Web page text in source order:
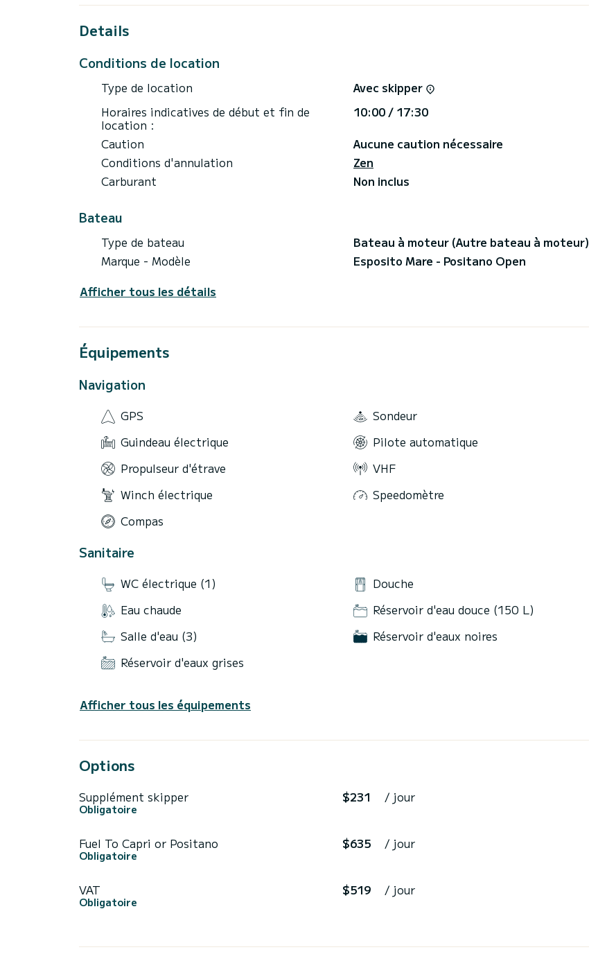
amplificateur, caisson de basses et connexion Bluetooth • Ports USB pour charger les
appareils • Gilets de sauvetage et équipements de sécurité • Embarquement et débarquement
hôtesse ou steward à bord • Assurance complète, y compris la couverture météo avec
d'informations ou pour recevoir une offre personnalisée en fonction de votre itinéraire de
Details
Conditions de location
Type de location
Avec skipper
Horaires indicatives de début et fin de
location :
10:00 / 17:30
Caution
Aucune caution nécessaire
Conditions d'annulation
Zen
Carburant
Non inclus
Bateau
Type de bateau
Bateau à moteur (Autre bateau à moteur)
Marque - Modèle
Esposito Mare - Positano Open
Afficher tous les détails
Équipements
Navigation
GPS
Sondeur
Guindeau électrique
Pilote automatique
Propulseur d'étrave
VHF
Winch électrique
Speedomètre
Compas
Sanitaire
WC électrique (1)
Douche
Eau chaude
Réservoir d'eau douce (150 L)
Salle d'eau (3)
Réservoir d'eaux noires
Réservoir d'eaux grises
Afficher tous les équipements
Options
Supplément skipper
Obligatoire
$231 / jour
Fuel To Capri or Positano
Obligatoire
$635 / jour
VAT
Obligatoire
$519 / jour